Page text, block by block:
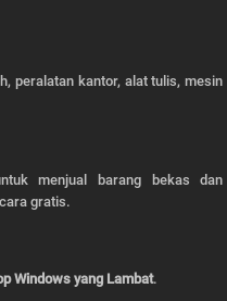
peralatan kantor, alat tulis, mesin
menjual barang bekas dan
gratis.
Windows yang Lambat.